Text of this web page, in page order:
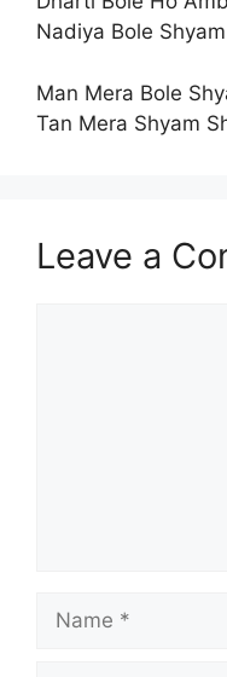
Nadiya Bole
Man Mera Bole
Tan Mera Shyam
Leave a